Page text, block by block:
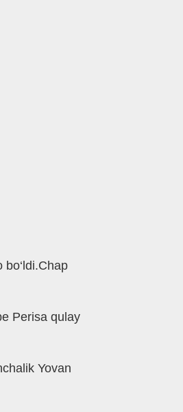
Perisa qulay
Yovan